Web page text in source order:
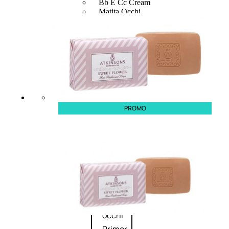
Bb E Cc Cream
Matita Occhi
Eyeliner
Rossetto
Matita Labbra
Gloss
Smalto
Smalto Effetti Speciali
Occhi
Palette
occhi
PROMO